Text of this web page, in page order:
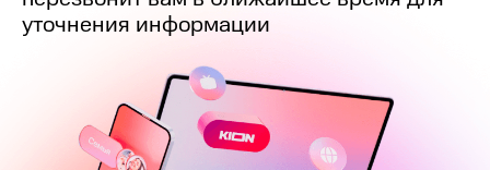
уточнения информации